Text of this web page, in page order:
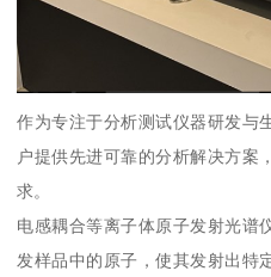
作为专注于分析测试仪器研发与
户提供先进可靠的分析解决方案
求。
电感耦合等离子体原子发射光谱
发样品中的原子，使其发射出特